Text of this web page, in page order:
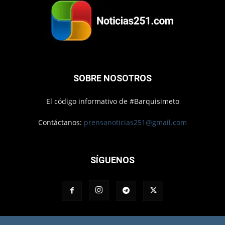
SOBRE NOSOTROS
El código informativo de #Barquisimeto
Contáctanos: prensanoticias251@gmail.com
SÍGUENOS